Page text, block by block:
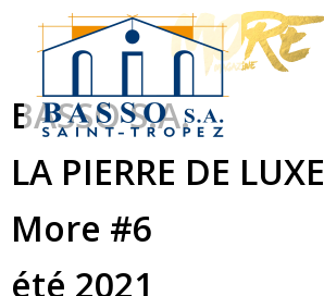
BASSO S.A.
LA PIERRE DE LUXE
More #6
été 2021